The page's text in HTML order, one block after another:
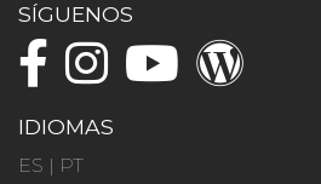
SÍGUENOS
IDIOMAS
ES | PT